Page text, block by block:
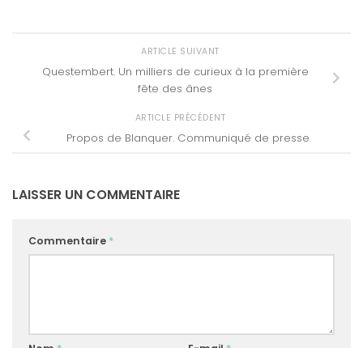
ARTICLE SUIVANT
Questembert. Un milliers de curieux à la première
fête des ânes
ARTICLE PRÉCÉDENT
Propos de Blanquer. Communiqué de presse
LAISSER UN COMMENTAIRE
Commentaire *